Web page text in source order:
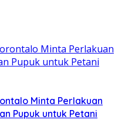
Minta Perlakuan
Pupuk untuk Petani